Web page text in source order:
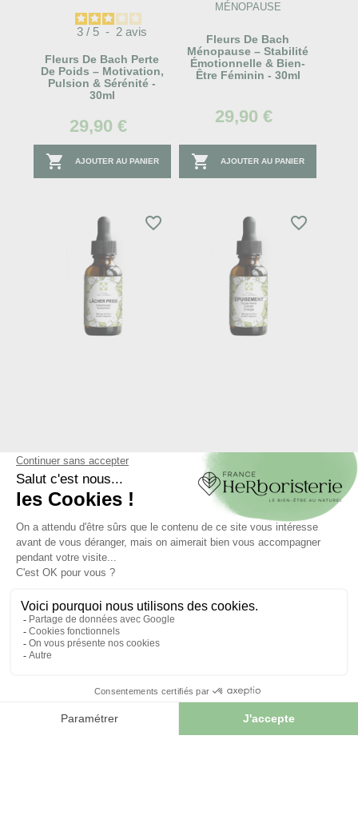
3 / 5 - 2 avis
Fleurs De Bach Perte
De Poids – Motivation,
Pulsion & Sérénité -
30ml
29,90 €
 AJOUTER AU PANIER
MÉNOPAUSE
Fleurs De Bach
Ménopause – Stabilité
Émotionnelle & Bien-
Être Féminin - 30ml
29,90 €
 AJOUTER AU PANIER
favorite_border favorite_border